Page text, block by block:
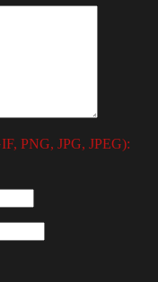
PNG, JPG, JPEG):